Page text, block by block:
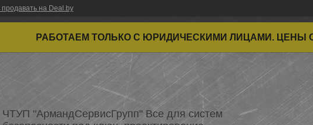
продавать на Deal.by
РАБОТАЕМ ТОЛЬКО С ЮРИДИЧЕСКИМИ ЛИЦАМИ. ЦЕНЫ
ЧТУП "АрмандСервисГрупп" Все для систем